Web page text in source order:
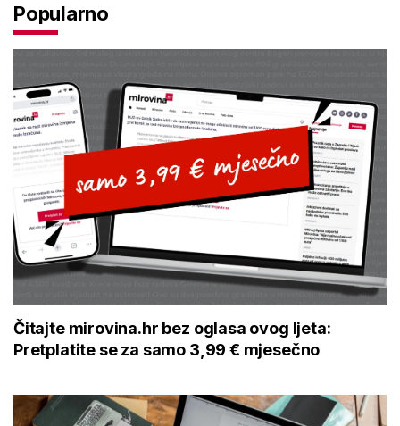
Popularno
Čitajte mirovina.hr bez oglasa ovog ljeta:
Pretplatite se za samo 3,99 € mjesečno